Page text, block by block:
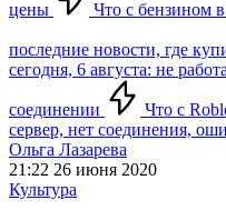
цены Что с бензином в
последние новости, где
сегодня, 6 августа: не
соединении
Что с
сервер, нет соединения,
Ольга Лазарева
21:22 26 июня 2020
Культура